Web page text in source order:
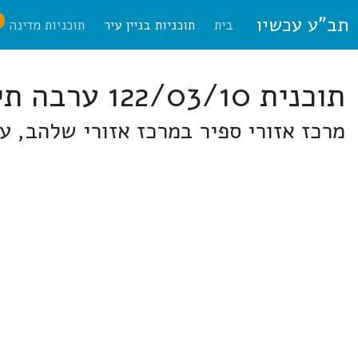
תב"ע עכשיו בית תוכניות בניין עיר תוכניות מדינה
תוכנית 122/03/10 ערבה תיכונה
מרכז אזורי ספיר במרכז אזורי שלהב,